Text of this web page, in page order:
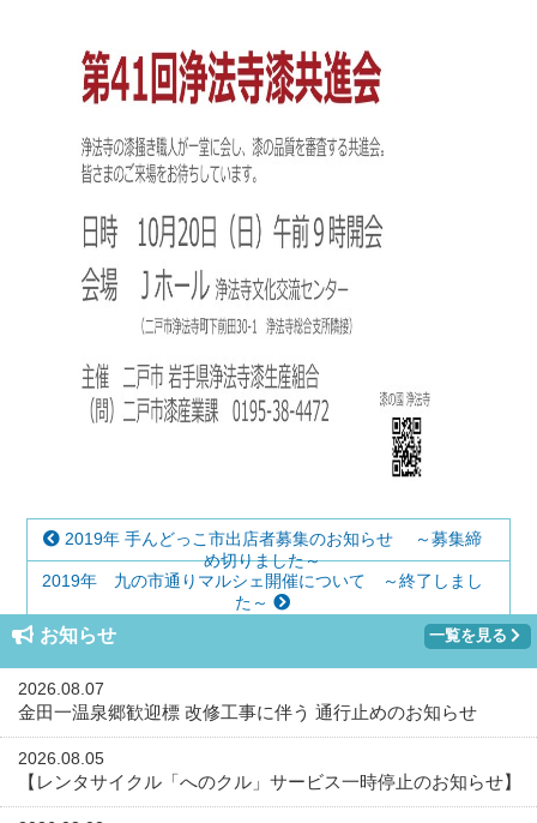
2019年 手んどっこ市出店者募集のお知らせ ～募集締
め切りました～
2019年 九の市通りマルシェ開催について ～終了しまし
た～
お知らせ 一覧を見る
2026.08.07
金田一温泉郷歓迎標 改修工事に伴う 通行止めのお知らせ
2026.08.05
【レンタサイクル「へのクル」サービス一時停止のお知らせ】